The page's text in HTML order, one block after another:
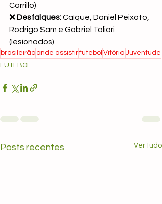
Carrillo)
❌ Desfalques: Caíque, Daniel Peixoto,
Rodrigo Sam e Gabriel Taliari
(lesionados)
brasileirão onde assistirfutebol Vitória Juventude
FUTEBOL
Posts recentes Ver tudo